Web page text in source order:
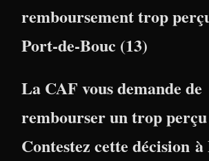
remboursement trop
Port-de-Bouc (13)
La CAF vous demande de
rembourser un trop perçu
Contestez cette décision